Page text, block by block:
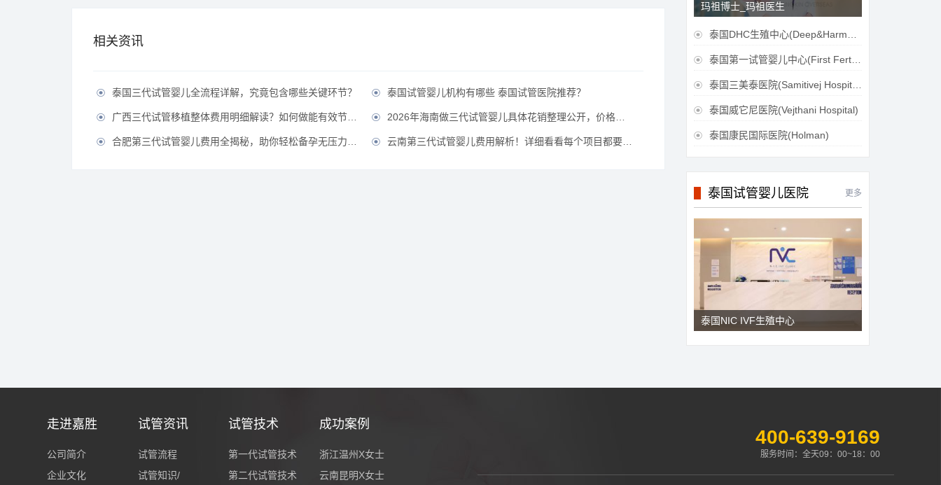
相关资讯
 泰国三代试管婴儿全流程详解，究竟包含哪些关键环节？  泰国试管婴儿机构有哪些 泰国试管医院推荐？
 广西三代试管移植整体费用明细解读？如何做能有效节省费用？？  2026年海南做三代试管婴儿具体花销整理公开，价格不贵直接冲！？
 合肥第三代试管婴儿费用全揭秘，助你轻松备孕无压力！？  云南第三代试管婴儿费用解析！详细看看每个项目都要花多少钱？
玛祖博士_玛祖医生
 泰国DHC生殖中心(Deep&Harmonicare IVF Center)
 泰国第一试管婴儿中心(First Fertilily PGS Center Limitied)
 泰国三美泰医院(Samitivej Hospital)
 泰国威它尼医院(Vejthani Hospital)
 泰国康民国际医院(Holman)
泰国试管婴儿医院 更多
泰国NIC IVF生殖中心
走进嘉胜
公司简介
企业文化
试管资讯
试管流程
试管知识/
试管技术
第一代试管技术
第二代试管技术
成功案例
浙江温州X女士
云南昆明X女士
400-639-9169
服务时间：全天09：00~18：00